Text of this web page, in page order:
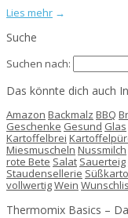
Lies mehr →
Suche
Suchen nach:
Das könnte dich auch
Amazon Backmalz BBQ
Geschenke Gesund Glas
Kartoffelbrei
Miesmuscheln Nussmilch
rote Bete Salat Sauerteig
Staudensellerie
vollwertigWein
Thermomix Basics –